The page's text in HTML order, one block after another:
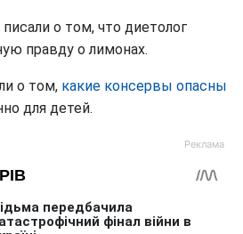
о том, что диетолог
правду о лимонах.
о том, какие консервы опасны
для детей.